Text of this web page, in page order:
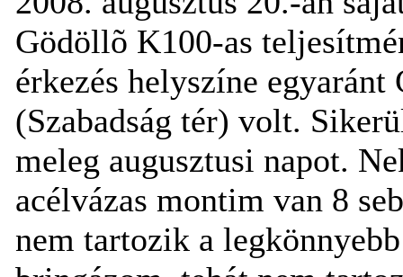
Gödöllõ K100-as
érkezés helyszíne
(Szabadság tér) volt.
meleg augusztusi napot.
acélvázas montim van 8
nem tartozik a